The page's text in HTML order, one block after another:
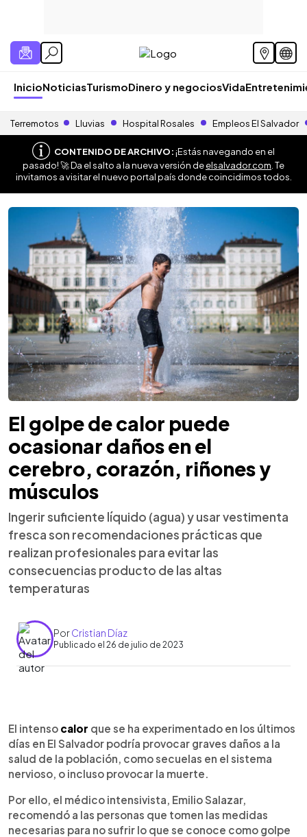
InicioNoticiasTurismoDinero y negociosVida
Terremotos Lluvias Hospital Rosales Empleos El Salvador
CONTENIDO DE ARCHIVO:¡Estás navegando en el
pasado! 🚀 Da el salto a la nueva versión deelsalvador.com . Te
invitamos a visitar el nuevo portal país donde coincidimos todos.
El golpe de calor puede
ocasionar daños en el
cerebro, corazón, riñones y
músculos
Ingerir suficiente líquido (agua) y usar vestimenta
fresca son recomendaciones prácticas que
realizan profesionales para evitar las
consecuencias producto de las altas
temperaturas
PorCristian Díaz
Publicado el 26 de julio de 2023
Escuchar artículo
El intenso calor que se ha experimentado en los últimos
días en El Salvador podría provocar graves daños a la
salud de la población, como secuelas en el sistema
nervioso, o incluso provocar la muerte.
Por ello, el médico intensivista, Emilio Salazar,
recomendó a las personas que tomen las medidas
necesarias para no sufrir lo que se conoce como golpe